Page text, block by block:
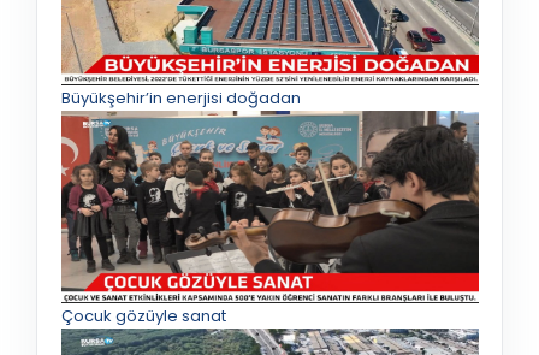
Büyükşehir’in enerjisi doğadan
Çocuk gözüyle sanat